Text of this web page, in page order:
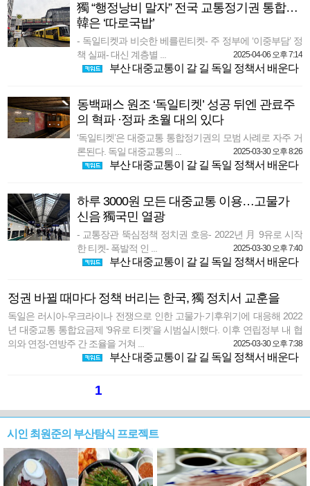
獨 “행정낭비 말자” 전국 교통정기권 통합…
韓은 ‘따로국밥’
- 독일티켓과 비슷한 베를린티켓- 주 정부에 ‘이중부담’ 정
책 실패- 대신 계층별 ...
2025-04-06 오후 7:14
부산 대중교통이 갈 길 독일 정책서 배운다
동백패스 원조 ‘독일티켓’ 성공 뒤엔 관료주
의 혁파 ·정파 초월 대의 있다
‘독일티켓’은 대중교통 통합정기권의 모범 사례로 자주 거
론된다. 독일 대중교통의 ...
2025-03-30 오후 8:26
부산 대중교통이 갈 길 독일 정책서 배운다
하루 3000원 모든 대중교통 이용…고물가
신음 獨국민 열광
- 교통장관 뚝심정책 정치권 호응- 2022년 月 9유로 시작
한 티켓- 폭발적 인 ...
2025-03-30 오후 7:40
부산 대중교통이 갈 길 독일 정책서 배운다
정권 바뀔 때마다 정책 버리는 한국, 獨 정치서 교훈을
독일은 러시아-우크라이나 전쟁으로 인한 고물가·기후위기에 대응해 2022
년 대중교통 통합요금제 ‘9유로 티켓’을 시범실시했다. 이후 연립정부 내 협
의와 연정-연방주 간 조율을 거쳐 ...
2025-03-30 오후 7:38
부산 대중교통이 갈 길 독일 정책서 배운다
1
시인 최원준의 부산탐식 프로젝트